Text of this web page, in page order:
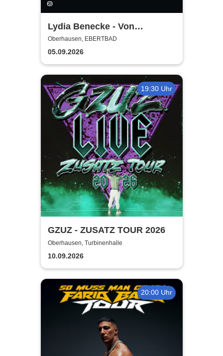
Lydia Benecke - Von
Hochstapelei, Betrug und
Gaslighting
Oberhausen, EBERTBAD
05.09.2026
19:30 Uhr
GZUZ - ZUSATZ TOUR 2026
Oberhausen, Turbinenhalle
10.09.2026
20:00 Uhr